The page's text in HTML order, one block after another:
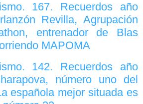
167. Recuerdos año
Revilla, Agrupación
entrenador de Blas
MAPOMA
142. Recuerdos año
número uno del
española mejor situada es